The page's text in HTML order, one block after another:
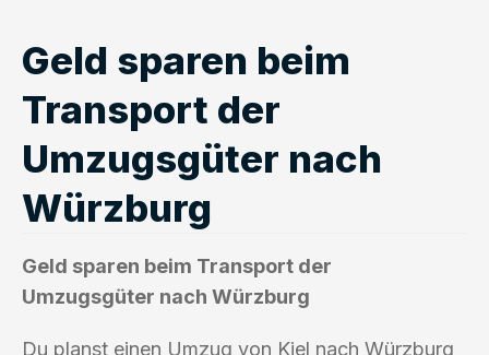
Geld sparen beim
Transport der
Umzugsgüter nach
Würzburg
Geld sparen beim Transport der
Umzugsgüter nach Würzburg
Du planst einen Umzug von Kiel nach Würzburg